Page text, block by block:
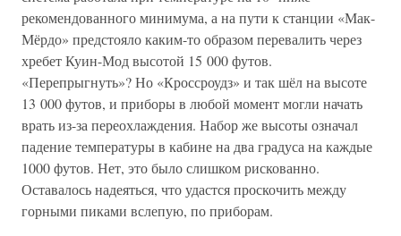
рекомендованного минимума, а на пути к станции «Мак-
Мёрдо» предстояло каким-то образом перевалить через
хребет Куин-Мод высотой 15 000 футов.
«Перепрыгнуть»? Но «Кроссроудз» и так шёл на высоте
13 000 футов, и приборы в любой момент могли начать
врать из-за переохлаждения. Набор же высоты означал
падение температуры в кабине на два градуса на каждые
1000 футов. Нет, это было слишком рискованно.
Оставалось надеяться, что удастся проскочить между
горными пиками вслепую, по приборам.